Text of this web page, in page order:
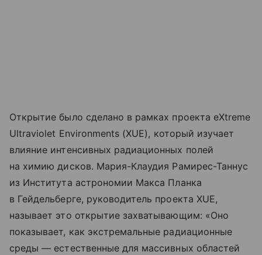
Открытие было сделано в рамках проекта eXtreme
Ultraviolet Environments (XUE), который изучает
влияние интенсивных радиационных полей
на химию дисков. Мария-Клаудия Рамирес-Таннус
из Института астрономии Макса Планка
в Гейдельберге, руководитель проекта XUE,
называет это открытие захватывающим: «Оно
показывает, как экстремальные радиационные
среды — естественные для массивных областей